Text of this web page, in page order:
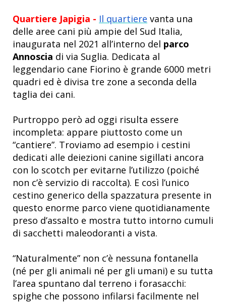
Quartiere Japigia - Il quartiere vanta una
delle aree cani più ampie del Sud Italia,
inaugurata nel 2021 all’interno del parco
Annoscia di via Suglia. Dedicata al
leggendario cane Fiorino è grande 6000 metri
quadri ed è divisa tre zone a seconda della
taglia dei cani.
Purtroppo però ad oggi risulta essere
incompleta: appare piuttosto come un
“cantiere”. Troviamo ad esempio i cestini
dedicati alle deiezioni canine sigillati ancora
con lo scotch per evitarne l’utilizzo (poiché
non c’è servizio di raccolta). E così l’unico
cestino generico della spazzatura presente in
questo enorme parco viene quotidianamente
preso d’assalto e mostra tutto intorno cumuli
di sacchetti maleodoranti a vista.
“Naturalmente” non c’è nessuna fontanella
(né per gli animali né per gli umani) e su tutta
l’area spuntano dal terreno i forasacchi:
spighe che possono infilarsi facilmente nel